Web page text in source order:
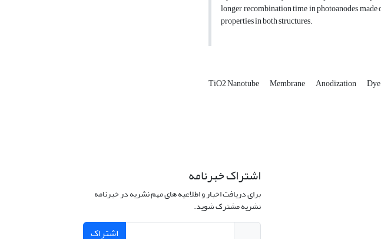
longer recombination time in photoanodes
properties in both structures.
TiO2 Nanotube Membrane Anodization
اشتراک خبرنامه
برای دریافت اخبار و اطلاعیه های مهم نشریه در خبرنامه
نشریه مشترک شوید.
اشتراک